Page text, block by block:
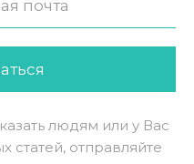
людям или у Вас
статей, отправляйте